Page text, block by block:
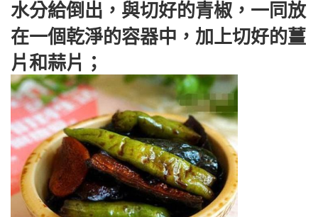
水分給倒出，與切好的青椒，一同放
在一個乾淨的容器中，加上切好的薑
片和蒜片；